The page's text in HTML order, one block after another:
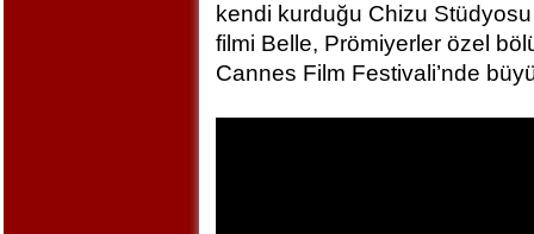
kendi kurduğu Chizu
filmi Belle, Prömiyerler özel
Cannes Film Festivali’nde